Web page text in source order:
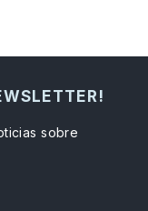
sobre